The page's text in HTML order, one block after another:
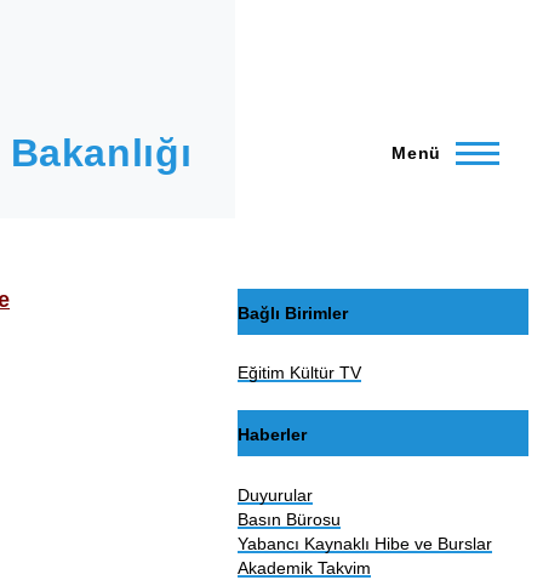
Menü
Bağlı Birimler
Eğitim Kültür TV
Haberler
Duyurular
Basın Bürosu
Yabancı Kaynaklı Hibe ve Burslar
Akademik Takvim